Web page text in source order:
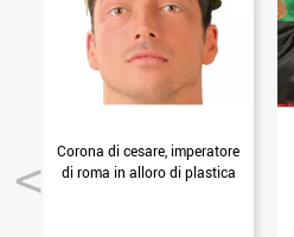
Corona di cesare, imperatore
di roma in alloro di plastica